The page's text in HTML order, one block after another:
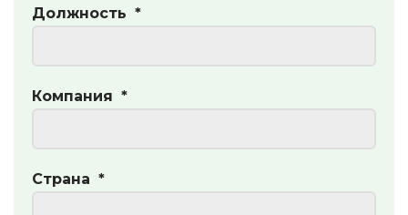
Должность *
Компания *
Страна *